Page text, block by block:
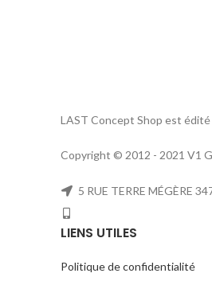
LAST Concept Shop est
Copyright © 2012 - 2021 V1
5 RUE TERRE MÉGÈRE
LIENS UTILES
Politique de confidentialité